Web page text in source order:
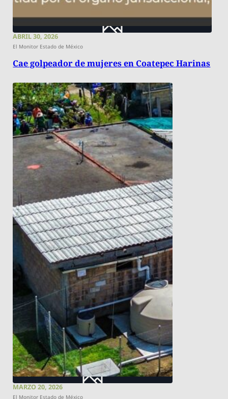
ABRIL 30, 2026
El Monitor Estado de México
Cae golpeador de mujeres en Coatepec Harinas
MARZO 20, 2026
El Monitor Estado de México